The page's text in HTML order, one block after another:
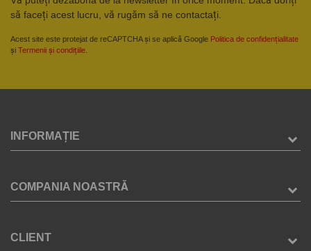
să faceți acest lucru, vă rugăm să ne contactați.
Acest site este protejat de reCAPTCHA și se aplică Google Politica de confidențialitate
și Termenii și condițiile.
INFORMAȚIE
COMPANIA NOASTRĂ
CLIENT